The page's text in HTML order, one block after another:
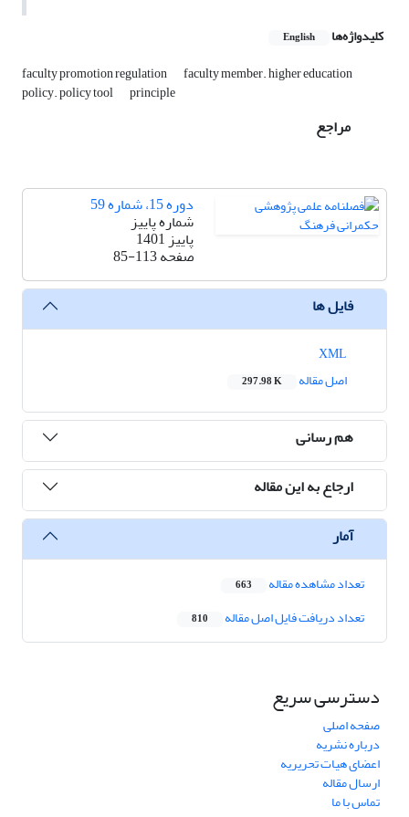
کلیدواژه‌ها English
faculty promotion regulation faculty member. higher education
policy. policy tool principle
مراجع
دوره 15، شماره 59
شماره پاییز
پاییز 1401
صفحه85-113
فایل ها
اصل مقاله
297.98 K
هم رسانی
ارجاع به این مقاله
آمار
تعداد مشاهده مقاله 663
تعداد دریافت فایل اصل مقاله 810
دسترسی سریع
صفحه اصلی
درباره نشریه
اعضای هیات تحریریه
ارسال مقاله
تماس با ما